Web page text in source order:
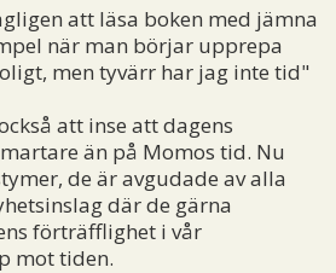
att läsa boken med jämna
när man börjar upprepa
men tyvärr har jag inte tid"
att inse att dagens
än på Momos tid. Nu
de är avgudade av alla
där de gärna
förträfflighet i vår
mot tiden.